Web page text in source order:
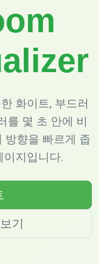
화이트, 부드러
를 몇 초 안에 비
방향을 빠르게 좁
지입니다.
기